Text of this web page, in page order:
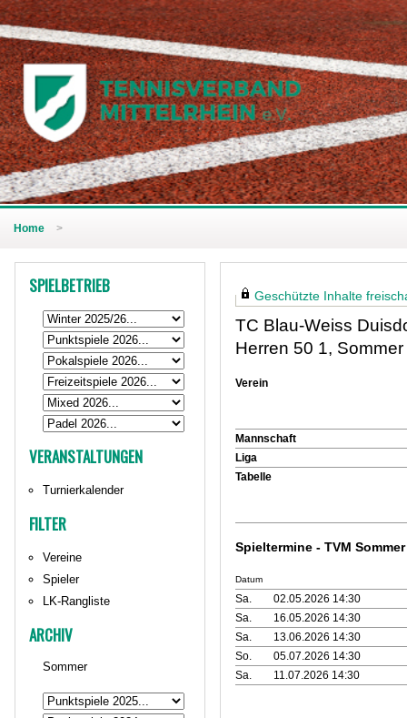
Home >
SPIELBETRIEB
VERANSTALTUNGEN
Turnierkalender
FILTER
Vereine
Spieler
LK-Rangliste
ARCHIV
Sommer
Geschützte Inhalte
TC Blau-Weiss
Herren 50 1,
Verein
Mannschaft
Liga
Tabelle
Spieltermine - TVM
Datum
Sa.
02.05.2026 14:30
Sa.
16.05.2026 14:30
Sa.
13.06.2026 14:30
So.
05.07.2026 14:30
Sa.
11.07.2026 14:30